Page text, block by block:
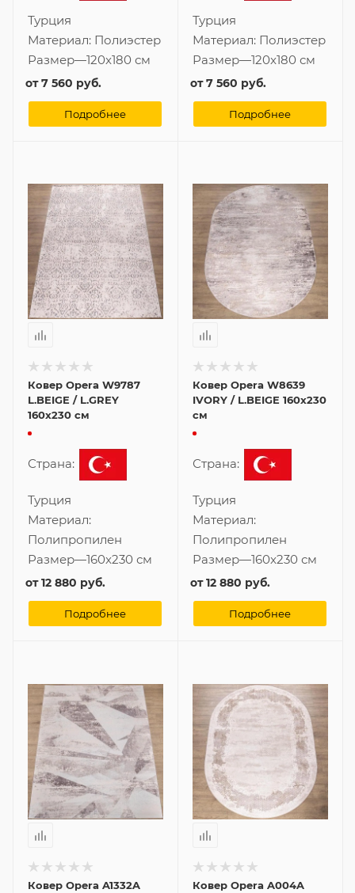
Турция
Материал: Полиэстер
Размер—120x180 см
от7 560 руб.
Подробнее
Турция
Материал: Полиэстер
Размер—120x180 см
от7 560 руб.
Подробнее
Ковер Opera W9787
L.BEIGE / L.GREY
160x230 см
Страна:
Турция
Материал:
Полипропилен
Размер—160x230 см
от12 880 руб.
Подробнее
Ковер Opera W8639
IVORY / L.BEIGE 160x230
см
Страна:
Турция
Материал:
Полипропилен
Размер—160x230 см
от12 880 руб.
Подробнее
Ковер Opera A1332A
Ковер Opera A004A